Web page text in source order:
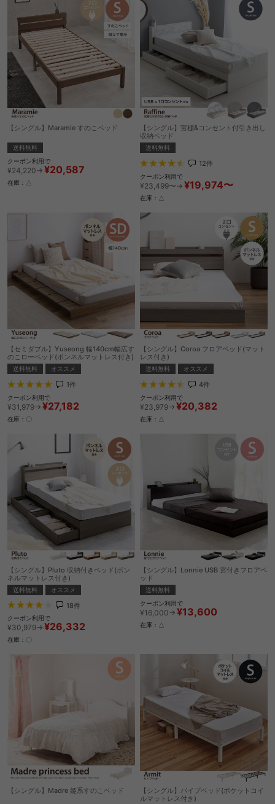
【シングル】Maramie すのこベッド
送料無料
クーポン利用で
¥24,220→ ¥20,587
在庫：△
【シングル】宮棚&コンセント付引き出し
収納ベッド
送料無料
12件
クーポン利用で
¥23,499〜→ ¥19,974〜
在庫：△
【セミダブル】Yuseong 幅140cm幅広す
のこローベッド(ボンネルマットレス付き)
送料無料 オススメ
1件
クーポン利用で
¥31,979→ ¥27,182
在庫：〇
【シングル】Coroa フロアベッド(マット
レス付き)
送料無料 オススメ
4件
クーポン利用で
¥23,979→ ¥20,382
在庫：△
【シングル】Pluto 収納付きベッド(ボン
ネルマットレス付き)
送料無料 オススメ
18件
クーポン利用で
¥30,979→ ¥26,332
在庫：〇
【シングル】Lonnie USB 宮付きフロアベ
ッド
送料無料
クーポン利用で
¥16,000→ ¥13,600
在庫：△
【シングル】Madre 姫系すのこベッド
【シングル】パイプベッド(ポケットコイ
ルマットレス付き)